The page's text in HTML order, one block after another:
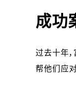
成功
过去十年
帮他们应